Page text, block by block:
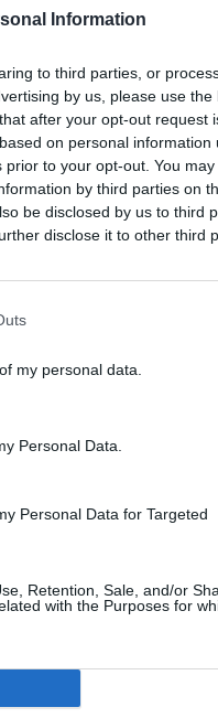
Information
to third parties, or
by us, please use
after your opt-out request
on personal information
to your opt-out. You
by third parties on
be disclosed by us to third
disclose it to other third
my personal data.
Personal Data.
Personal Data for Targeted
Retention, Sale, and/or
with the Purposes for